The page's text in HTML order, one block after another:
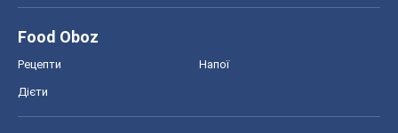
Food Oboz
Рецепти Напої
Дієти